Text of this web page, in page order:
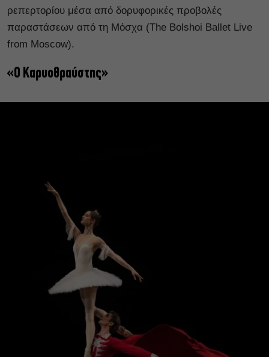
ρεπερτορίου μέσα από δορυφορικές προβολές
παραστάσεων από τη Μόσχα (The Bolshoi Ballet Live
from Moscow).
«Ο Καρυοθραύστης»